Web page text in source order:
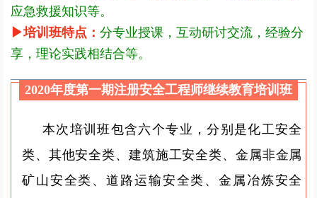
应急救援知识等。
▶培训班特点： 分专业授课，互动研讨交流，经验分
享，理论实践相结合等。
2020年度第一期注册安全工程师继续教育培训班
本次培训班包含六个专业，分别是化工安全
类、其他安全类、建筑施工安全类、金属非金属
矿山安全类、道路运输安全类、金属冶炼安全